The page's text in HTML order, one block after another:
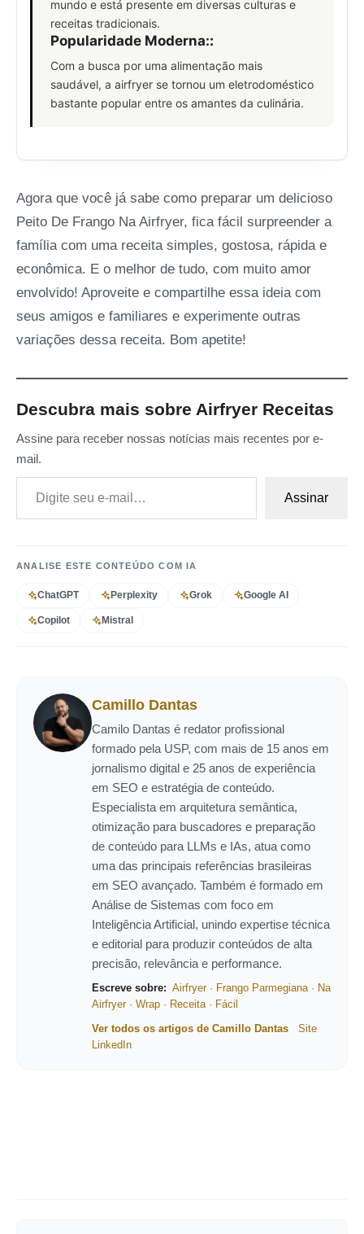
mundo e está presente em diversas culturas e
receitas tradicionais.
Popularidade Moderna::
Com a busca por uma alimentação mais
saudável, a airfryer se tornou um eletrodoméstico
bastante popular entre os amantes da culinária.
Agora que você já sabe como preparar um delicioso
Peito De Frango Na Airfryer, fica fácil surpreender a
família com uma receita simples, gostosa, rápida e
econômica. E o melhor de tudo, com muito amor
envolvido! Aproveite e compartilhe essa ideia com
seus amigos e familiares e experimente outras
variações dessa receita. Bom apetite!
Descubra mais sobre Airfryer Receitas
Assine para receber nossas notícias mais recentes por e-
mail.
Digite seu e-mail…
Assinar
ANALISE ESTE CONTEÚDO COM IA
ChatGPT Perplexity Grok Google AI
Copilot Mistral
Camillo Dantas
Camilo Dantas é redator profissional
formado pela USP, com mais de 15 anos em
jornalismo digital e 25 anos de experiência
em SEO e estratégia de conteúdo.
Especialista em arquitetura semântica,
otimização para buscadores e preparação
de conteúdo para LLMs e IAs, atua como
uma das principais referências brasileiras
em SEO avançado. Também é formado em
Análise de Sistemas com foco em
Inteligência Artificial, unindo expertise técnica
e editorial para produzir conteúdos de alta
precisão, relevância e performance.
Escreve sobre: Airfryer· Frango Parmegiana· Na
Airfryer· Wrap · Receita· Fácil
Ver todos os artigos de Camillo Dantas
Site
LinkedIn